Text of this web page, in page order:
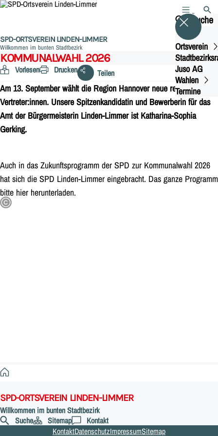
SPD-ORTSVEREIN LINDEN-LIMMER
Willkommen im bunten Stadtbezirk
MENÜSuche
Ortsverein
Juso AG
Wahlen
Termine
SUCHE
KOMMUNALWAHL 2026
Vorlesen Drucken Teilen
Am 13. September wählt die Region Hannover neue regionale
Vertreter:innen. Unsere Spitzenkandidatin und Bewerberin für das
Amt der Bürgermeisterin Linden-Limmer ist Katharina-Sophia
Gerking.
Auch in das Zukunftsprogramm der SPD zur Kommunalwahl 2026
hat sich die SPD Linden-Limmer eingebracht. Das ganze Programm
bitte hier herunterladen.
SPD-ORTSVEREIN LINDEN-LIMMER
Willkommen im bunten Stadtbezirk
Suche
Sitemap
Kontakt
KontaktDatenschutzImpressumSitemap